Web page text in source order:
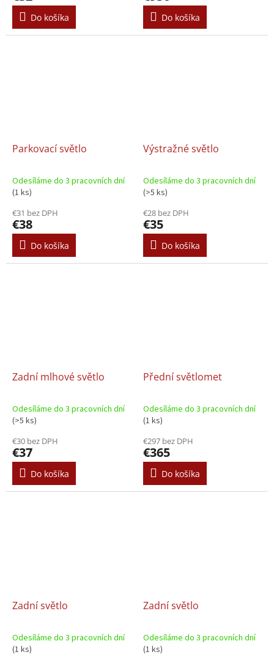
Do košíka Do košíka
Parkovací světlo
Odesíláme do 3 pracovních dní
(1 ks)
€31 bez DPH
€38
Do košíka
Výstražné světlo
Odesíláme do 3 pracovních dní
(>5 ks)
€28 bez DPH
€35
Do košíka
Zadní mlhové světlo
Odesíláme do 3 pracovních dní
(>5 ks)
€30 bez DPH
€37
Do košíka
Přední světlomet
Odesíláme do 3 pracovních dní
(1 ks)
€297 bez DPH
€365
Do košíka
Zadní světlo
Odesíláme do 3 pracovních dní
(1 ks)
Zadní světlo
Odesíláme do 3 pracovních dní
(1 ks)